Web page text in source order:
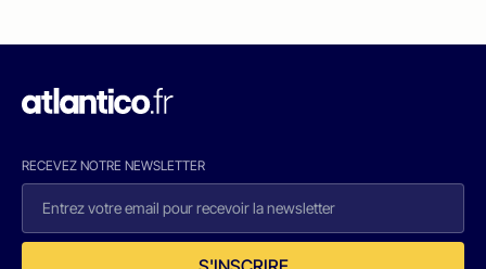
RECEVEZ NOTRE NEWSLETTER